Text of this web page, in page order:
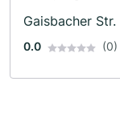
Gaisbacher
0.0 (0)